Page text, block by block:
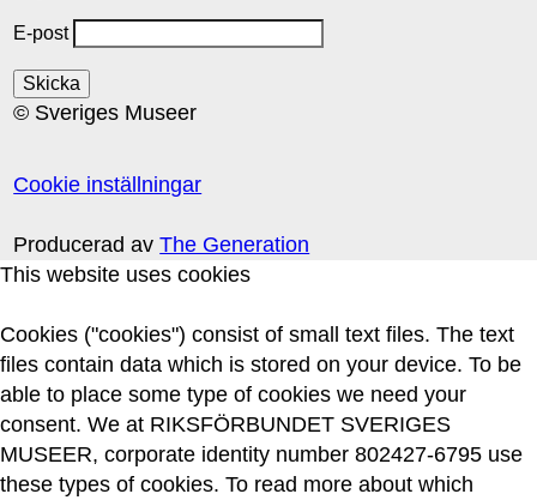
E-post
© Sveriges Museer
Cookie inställningar
Producerad avThe Generation
This website uses cookies
Cookies ("cookies") consist of small text files. The text
files contain data which is stored on your device. To be
able to place some type of cookies we need your
consent. We at RIKSFÖRBUNDET SVERIGES
MUSEER, corporate identity number 802427-6795 use
these types of cookies. To read more about which